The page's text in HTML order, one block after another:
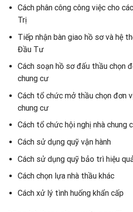
Cách phân công công việc cho
Trị
Tiếp nhận bàn giao hồ sơ và hệ
Đầu Tư
Cách soạn hồ sơ đấu thầu chọn
chung cư
Cách tổ chức mở thầu chọn đơn
chung cư
Cách tổ chức hội nghị nhà chung
Cách sử dụng quỹ vận hành
Cách sử dụng quỹ bảo trì hiệu
Cách chọn lựa nhà thầu khác
Cách xử lý tình huống khẩn cấp